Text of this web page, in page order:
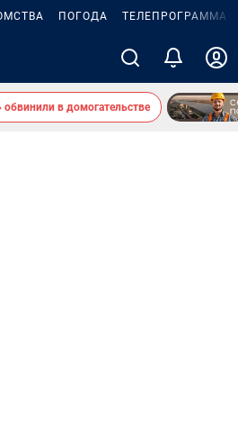
ПОГОДА ТЕЛЕПРОГРАММА
в домогательстве